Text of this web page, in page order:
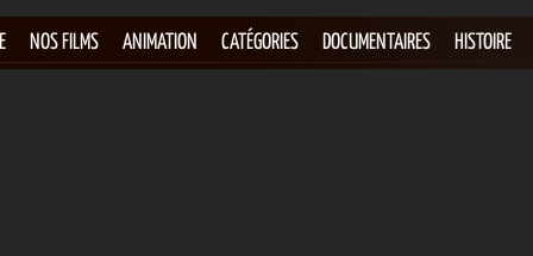
NOS FILMS ANIMATION CATÉGORIES DOCUMENTAIRES HISTOIRE